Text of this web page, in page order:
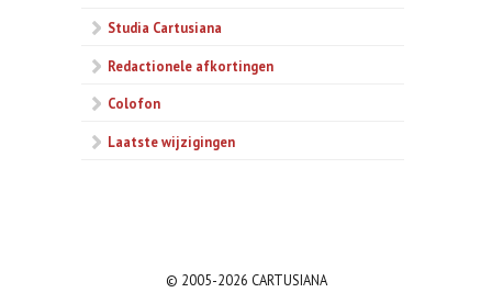
Studia Cartusiana
Redactionele afkortingen
Colofon
Laatste wijzigingen
© 2005-2026 CARTUSIANA